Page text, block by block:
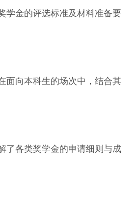
学金的评选标准及材料准备要
面向本科生的场次中，结合其
了各类奖学金的申请细则与成